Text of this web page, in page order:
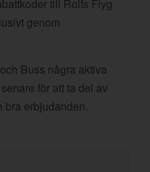
till Rolfs Flyg
genom
Buss några aktiva
för att ta del av
bra erbjudanden.